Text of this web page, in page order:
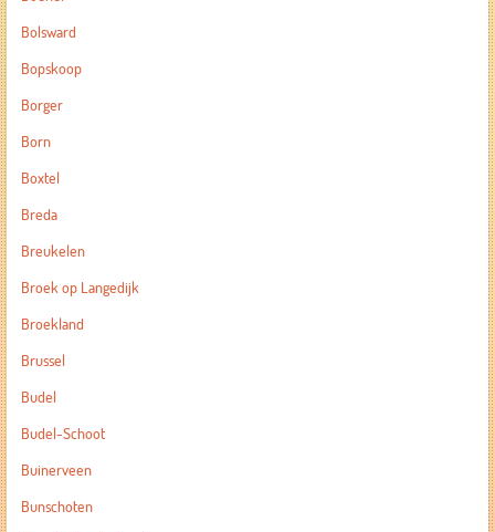
Bolsward
Bopskoop
Borger
Born
Boxtel
Breda
Breukelen
Broek op Langedijk
Broekland
Brussel
Budel
Budel-Schoot
Buinerveen
Bunschoten